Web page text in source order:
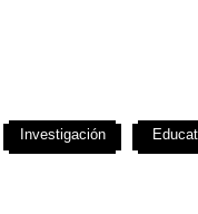
Investigación